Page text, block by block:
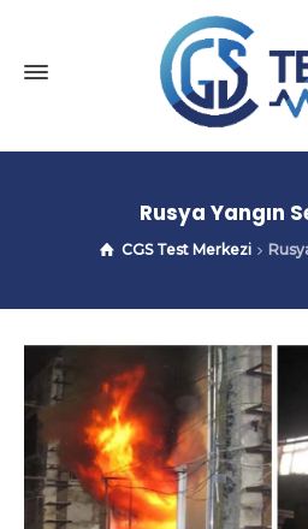
Rusya Yangın
CGS Test Merkezi